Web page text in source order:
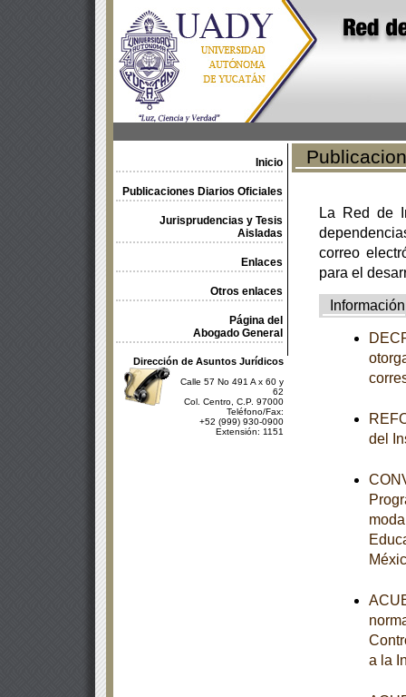
Inicio
Publicaciones Diarios Oficiales
Jurisprudencias y Tesis
Aisladas
Enlaces
Otros enlaces
Página del
Abogado General
Dirección de Asuntos Jurídicos
Calle 57 No 491 A x 60 y
62
Col. Centro, C.P. 97000
Teléfono/Fax:
+52 (999) 930-0900
Extensión: 1151
La Red de
correo
para el
Información
del
a la